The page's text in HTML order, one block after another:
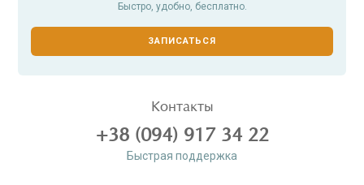
Быстро, удобно, бесплатно.
ЗАПИСАТЬСЯ
Контакты
+38 (094) 917 34 22
Быстрая поддержка